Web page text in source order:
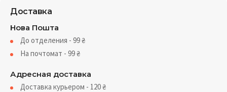
Доставка
Нова Пошта
До отделения - 99₴
На почтомат - 99₴
Адресная доставка
Доставка курьером - 120₴